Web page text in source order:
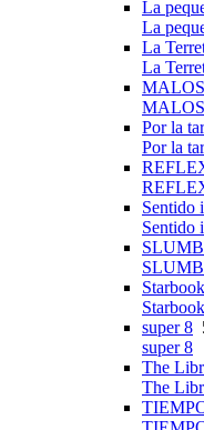
La
La
La
La
Por la
Por la
Sentido
Sentido
super 8
super 8
The
The